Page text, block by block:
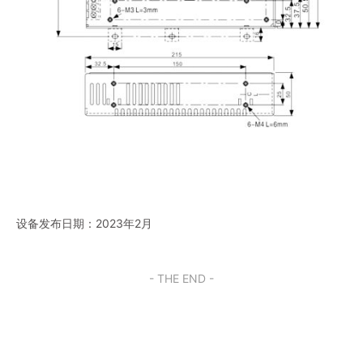
设备发布日期：2023年2月
- THE END -